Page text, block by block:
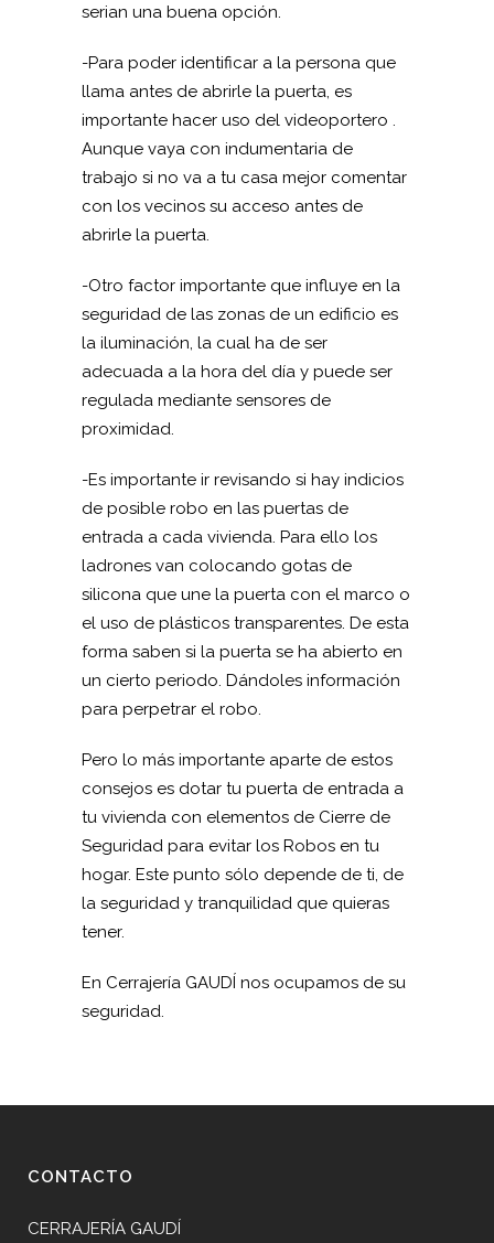
serian una buena opción.
-Para poder identificar a la persona que
llama antes de abrirle la puerta, es
importante hacer uso del videoportero .
Aunque vaya con indumentaria de
trabajo si no va a tu casa mejor comentar
con los vecinos su acceso antes de
abrirle la puerta.
-Otro factor importante que influye en la
seguridad de las zonas de un edificio es
la iluminación, la cual ha de ser
adecuada a la hora del día y puede ser
regulada mediante sensores de
proximidad.
-Es importante ir revisando si hay indicios
de posible robo en las puertas de
entrada a cada vivienda. Para ello los
ladrones van colocando gotas de
silicona que une la puerta con el marco o
el uso de plásticos transparentes. De esta
forma saben si la puerta se ha abierto en
un cierto periodo. Dándoles información
para perpetrar el robo.
Pero lo más importante aparte de estos
consejos es dotar tu puerta de entrada a
tu vivienda con elementos de Cierre de
Seguridad para evitar los Robos en tu
hogar. Este punto sólo depende de ti, de
la seguridad y tranquilidad que quieras
tener.
En Cerrajería GAUDÍ nos ocupamos de su
seguridad.
CONTACTO
CERRAJERÍA GAUDÍ